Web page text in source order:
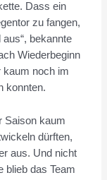
Dass ein
zu fangen,
bekannte
Wiederbeginn
kaum noch im
konnten.
Saison kaum
dürften,
aus. Und nicht
blieb das Team